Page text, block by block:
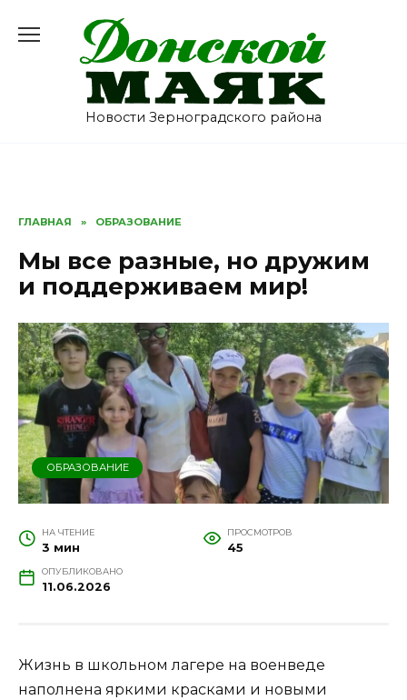
содержанию
Новости Зерноградского района
ГЛАВНАЯ » ОБРАЗОВАНИЕ
Мы все разные, но дружим
и поддерживаем мир!
ОБРАЗОВАНИЕ
НА ЧТЕНИЕ
3 мин
ПРОСМОТРОВ
45
ОПУБЛИКОВАНО
11.06.2026
Жизнь в школьном лагере на военведе
наполнена яркими красками и новыми